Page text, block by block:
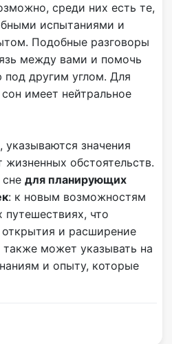
среди них есть те,
испытаниями и
Подобные разговоры
между вами и помочь
под другим углом. Для
имеет нейтральное
значения
обстоятельств.
для планирующих
: к новым возможностям
путешествиях, что
и расширение
также может указывать на
и опыту, которые